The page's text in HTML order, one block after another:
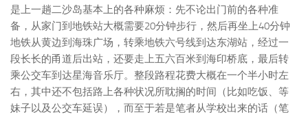
是上一趟二沙岛基本上的各种麻烦：先不论出门前的各种准
备，从家门到地铁站大概需要20分钟步行，然后再坐上40分钟
地铁从黄边到海珠广场，转乘地铁六号线到达东湖站，经过一
段长长的甬道后出站，还要走上五六百米到海印桥底，最后转
乘公交车到达星海音乐厅。整段路程花费大概在一个半小时左
右，其中还不包括路上各种状况所耽搁的时间（比如吃饭、等
妹子以及公交车延误），而至于若是笔者从学校出来的话（笔